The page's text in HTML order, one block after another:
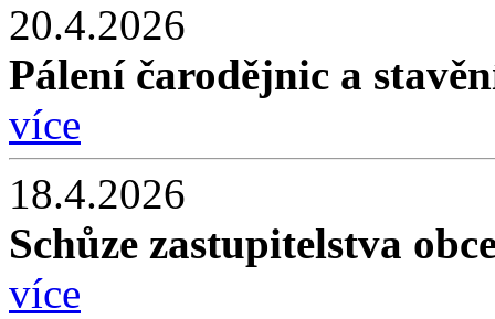
20.4.2026
Pálení čarodějnic a
více
18.4.2026
Schůze zastupitelstva
více